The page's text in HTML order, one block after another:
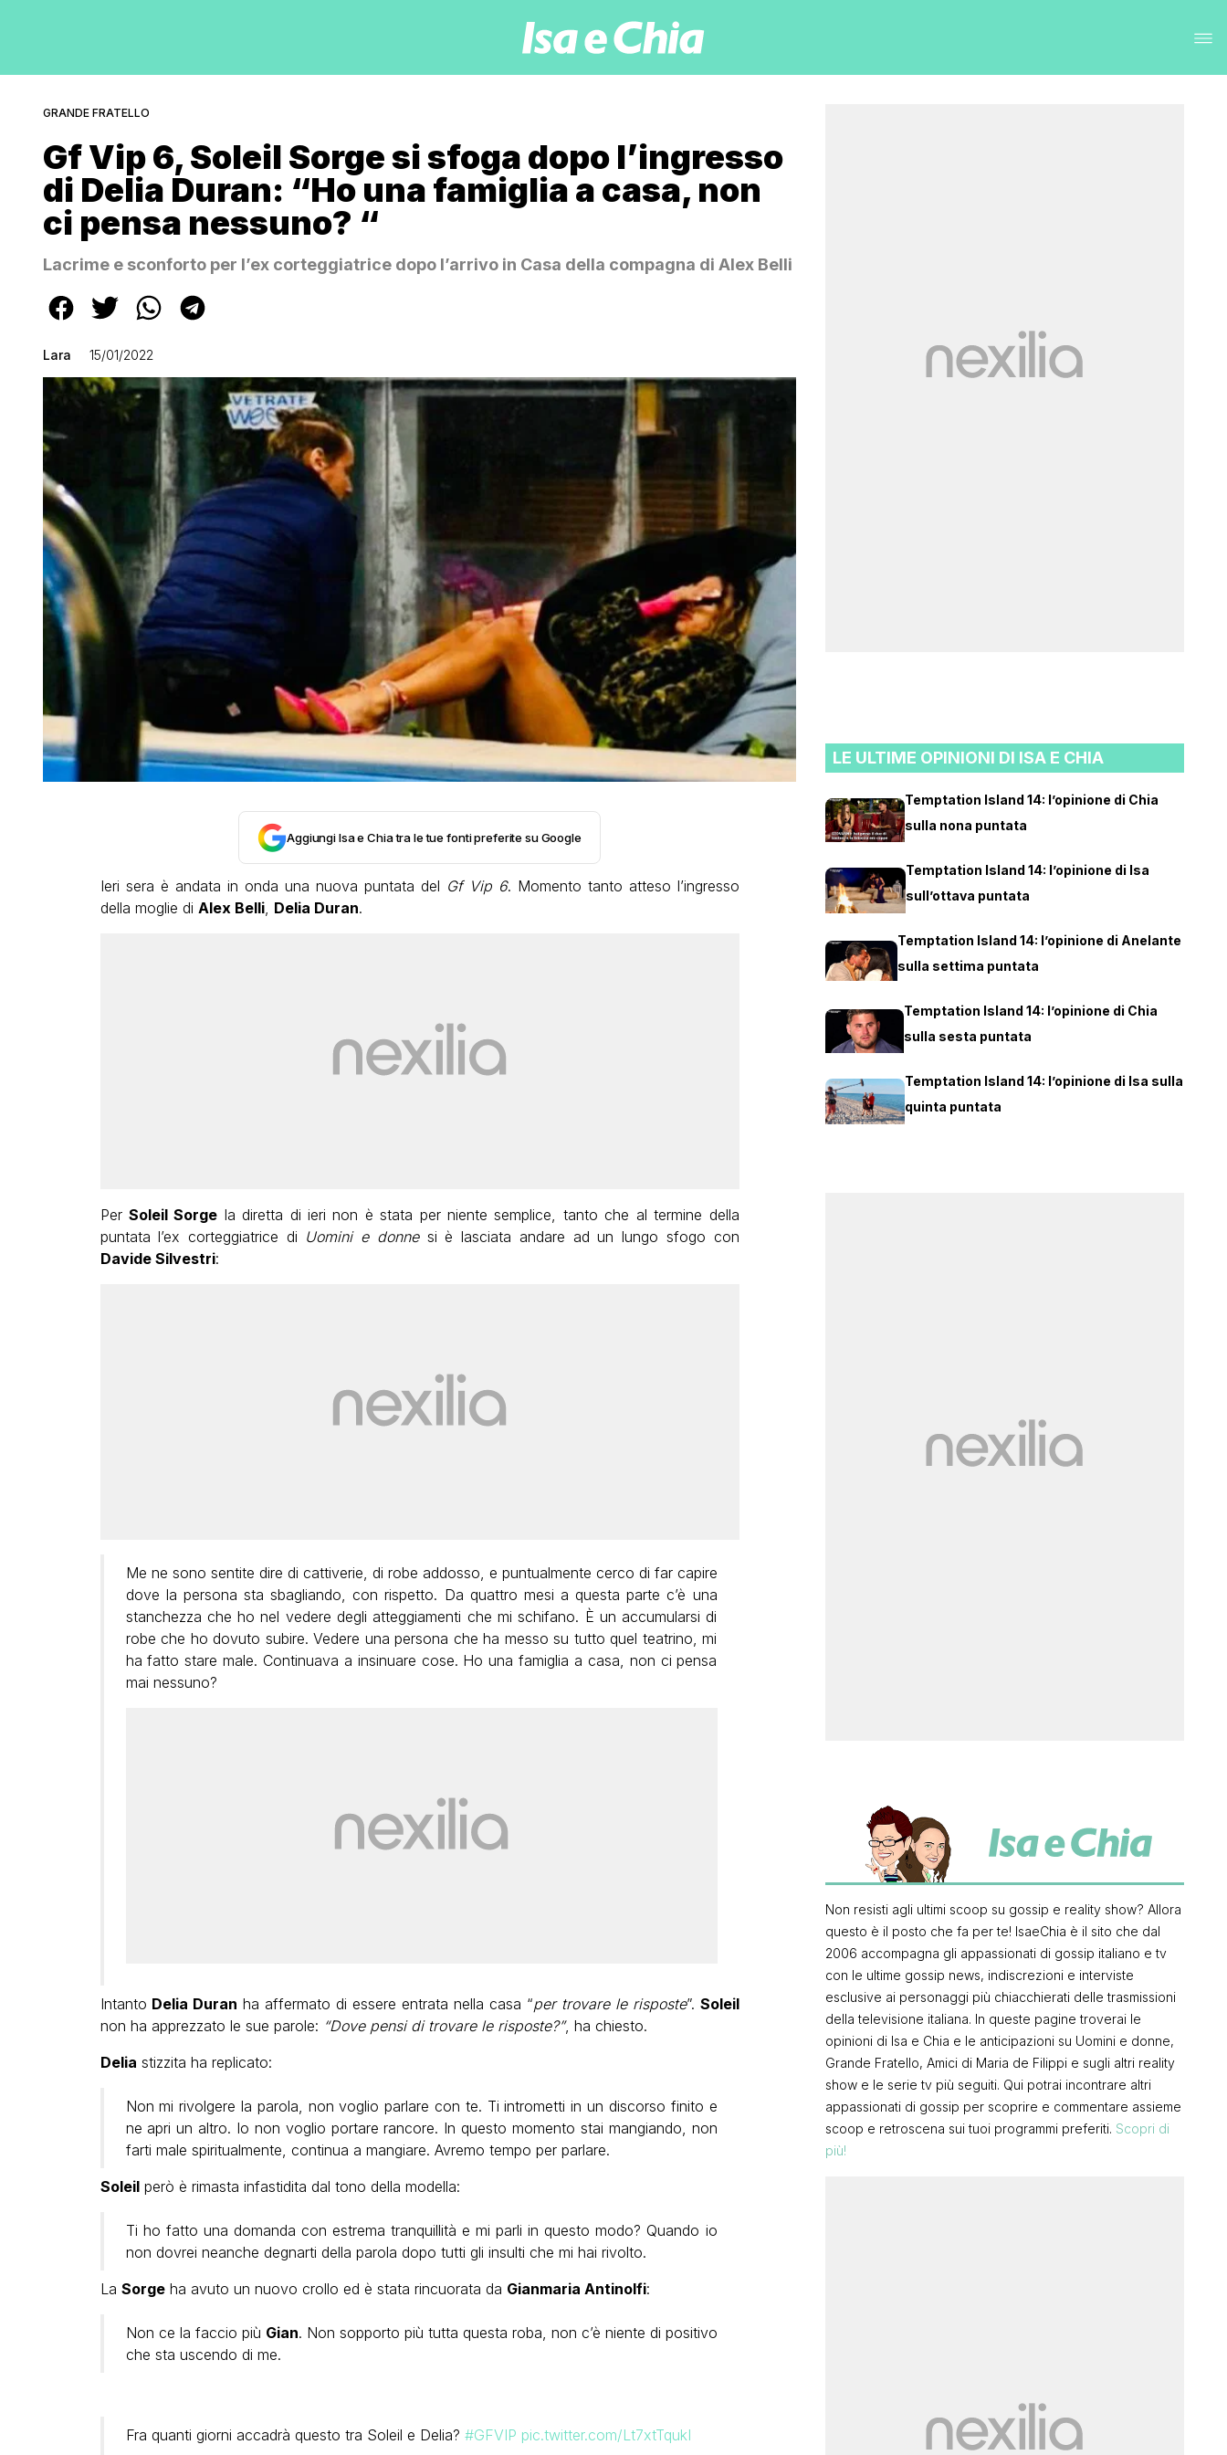
GRANDE FRATELLO
Gf Vip 6, Soleil Sorge si sfoga dopo l’ingresso
di Delia Duran: “Ho una famiglia a casa, non
ci pensa nessuno? “
Lacrime e sconforto per l’ex corteggiatrice dopo l’arrivo in Casa della compagna di Alex Belli
Lara 15/01/2022
Aggiungi Isa e Chia tra le tue fonti preferite su Google
Ieri sera è andata in onda una nuova puntata del Gf Vip 6. Momento tanto atteso l’ingresso
della moglie di Alex Belli, Delia Duran.
Per Soleil Sorge la diretta di ieri non è stata per niente semplice, tanto che al termine della
puntata l’ex corteggiatrice di Uomini e donnesi è lasciata andare ad un lungo sfogo con
Davide Silvestri:
Me ne sono sentite dire di cattiverie, di robe addosso, e puntualmente cerco di far capire
dove la persona sta sbagliando, con rispetto. Da quattro mesi a questa parte c’è una
stanchezza che ho nel vedere degli atteggiamenti che mi schifano. È un accumularsi di
robe che ho dovuto subire. Vedere una persona che ha messo su tutto quel teatrino, mi
ha fatto stare male. Continuava a insinuare cose. Ho una famiglia a casa, non ci pensa
mai nessuno?
Intanto Delia Duran ha affermato di essere entrata nella casa “per trovare le risposte”. Soleil
non ha apprezzato le sue parole: “Dove pensi di trovare le risposte?”, ha chiesto.
Delia stizzita ha replicato:
Non mi rivolgere la parola, non voglio parlare con te. Ti intrometti in un discorso finito e
ne apri un altro. Io non voglio portare rancore. In questo momento stai mangiando, non
farti male spiritualmente, continua a mangiare. Avremo tempo per parlare.
Soleilperò è rimasta infastidita dal tono della modella:
Ti ho fatto una domanda con estrema tranquillità e mi parli in questo modo? Quando io
non dovrei neanche degnarti della parola dopo tutti gli insulti che mi hai rivolto.
La Sorgeha avuto un nuovo crollo ed è stata rincuorata da Gianmaria Antinolfi:
Non ce la faccio più Gian. Non sopporto più tutta questa roba, non c’è niente di positivo
che sta uscendo di me.
Fra quanti giorni accadrà questo tra Soleil e Delia? #GFVIP pic.twitter.com/Lt7xtTqukI
LE ULTIME OPINIONI DI ISA E CHIA
Temptation Island 14: l’opinione di Chia
sulla nona puntata
Temptation Island 14: l’opinione di Isa
sull’ottava puntata
Temptation Island 14: l’opinione di Anelante
sulla settima puntata
Temptation Island 14: l’opinione di Chia
sulla sesta puntata
Temptation Island 14: l’opinione di Isa sulla
quinta puntata
Non resisti agli ultimi scoop su gossip e reality show? Allora
questo è il posto che fa per te! IsaeChia è il sito che dal
2006 accompagna gli appassionati di gossip italiano e tv
con le ultime gossip news, indiscrezioni e interviste
esclusive ai personaggi più chiacchierati delle trasmissioni
della televisione italiana. In queste pagine troverai le
opinioni di Isa e Chia e le anticipazioni su Uomini e donne,
Grande Fratello, Amici di Maria de Filippi e sugli altri reality
show e le serie tv più seguiti. Qui potrai incontrare altri
appassionati di gossip per scoprire e commentare assieme
scoop e retroscena sui tuoi programmi preferiti. Scopri di
più!